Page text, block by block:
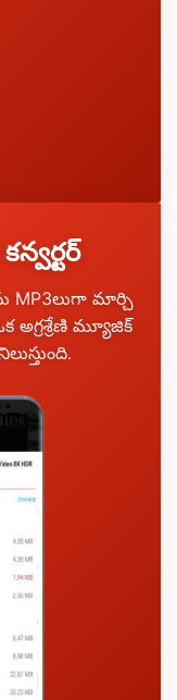
MP3లుగా మార్చి
మ్యూజిక్